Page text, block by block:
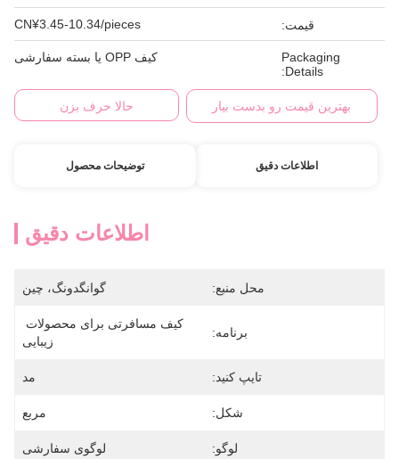
قیمت: CN¥3.45-10.34/pieces
Packaging
Details:
کیف OPP یا بسته سفارشی
بهترین قیمت رو بدست بیار حالا حرف بزن
اطلاعات دقیق توضیحات محصول
اطلاعات دقیق
محل منبع: گوانگدونگ، چین
برنامه:
زیبایی
تایپ کنید: مد
شکل: مربع
لوگو: لوگوی سفارشی